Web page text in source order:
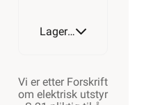
Lagerstatus
Vi er etter Forskrift
om elektrisk utstyr